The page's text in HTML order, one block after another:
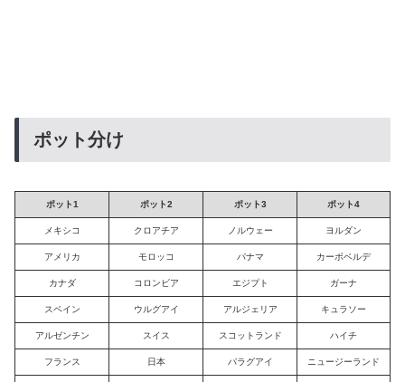
ポット分け
ポット1 ポット2 ポット3 ポット4
メキシコ クロアチア ノルウェー ヨルダン
アメリカ モロッコ パナマ カーボベルデ
カナダ コロンビア エジプト ガーナ
スペイン ウルグアイ アルジェリア キュラソー
アルゼンチン スイス スコットランド ハイチ
フランス 日本 パラグアイ ニュージーランド